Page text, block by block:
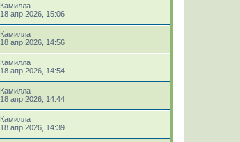
Камилла
18 апр 2026, 15:06
Камилла
18 апр 2026, 14:56
Камилла
18 апр 2026, 14:54
Камилла
18 апр 2026, 14:44
Камилла
18 апр 2026, 14:39